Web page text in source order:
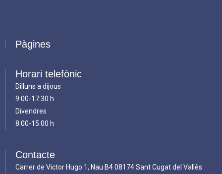
Pàgines
Horari telefònic
Dilluns a dijous
9:00-17:30 h
Divendres
8:00-15:00 h
Contacte
Carrer de Victor Hugo 1, Nau B4 08174 Sant Cugat del Vallès